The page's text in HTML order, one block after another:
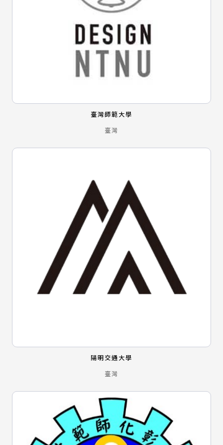
臺灣師範大學
臺灣
陽明交通大學
臺灣